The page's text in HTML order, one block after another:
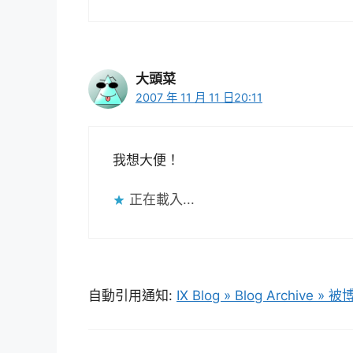
大頭菜
2007 年 11 月 11 日20:11
我想大便！
正在載入...
自動引用通知: IX Blog » Blog Archive » 被